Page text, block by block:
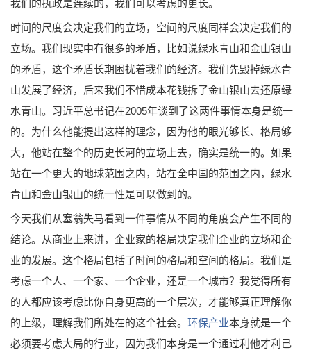
我们的执政是连续的，我们可以考虑的更长。
时间的尺度会决定我们的立场，空间的尺度同样会决定我们的
立场。我们现实中有很多的矛盾，比如说绿水青山和金山银山
的矛盾，这个矛盾长期困扰着我们的经济。我们先毁掉绿水青
山发展了经济，后来我们不惜成本花钱拆了金山银山去还原绿
水青山。习近平总书记在2005年谈到了这两件事情本身是统一
的。为什么他能提出这样的理念，因为他的眼光够长、格局够
大，他站在整个的历史长河的立场上去，确实是统一的。如果
站在一个更大的地球范围之内，站在全中国的范围之内，绿水
青山和金山银山的统一性是可以做到的。
今天我们从塞翁失马看到一件事情从不同的角度会产生不同的
结论。从商业上来讲，企业家的格局决定我们企业的立场和企
业的发展。这个格局包括了时间的格局和空间的格局。我们是
考虑一个人、一个家、一个企业，还是一个城市？我觉得所有
的人都应该考虑比你自身更高的一个层次，才能够真正理解你
的上级，理解我们所处在的这个社会。 环保产业本身就是一个
必须要考虑大局的行业，因为我们本身是一个通过利他才利己